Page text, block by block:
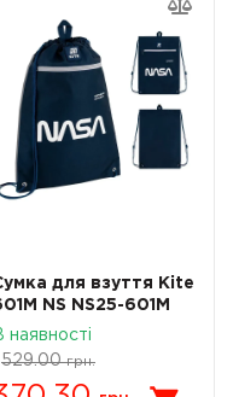
для взуття Kite
NS NS25-601M
наявності
529.00 грн.